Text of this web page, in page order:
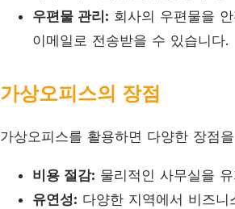
우편물 관리: 회사의 우편물을
이메일로 전송받을 수 있습니다.
가상오피스의 장점
가상오피스를 활용하면 다양한 장점
비용 절감: 물리적인 사무실을
유연성: 다양한 지역에서 비즈